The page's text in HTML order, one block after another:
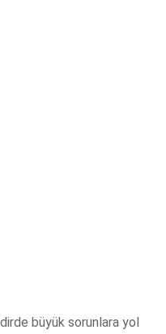
büyük sorunlara yol